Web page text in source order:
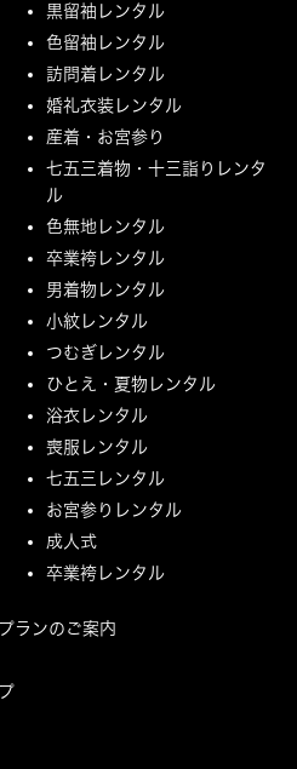
黒留袖レンタル
色留袖レンタル
訪問着レンタル
婚礼衣装レンタル
産着・お宮参り
七五三着物・十三詣りレンタ
ル
色無地レンタル
卒業袴レンタル
男着物レンタル
小紋レンタル
つむぎレンタル
ひとえ・夏物レンタル
浴衣レンタル
喪服レンタル
七五三レンタル
お宮参りレンタル
成人式
卒業袴レンタル
ランのご案内